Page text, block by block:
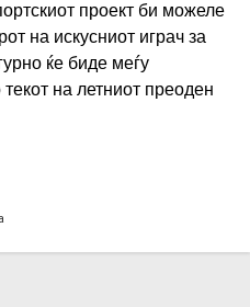
проект би можеле
на искусниот играч за
ќе биде меѓу
на летниот преоден